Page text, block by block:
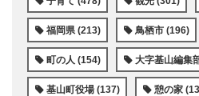
福岡県 (213) 鳥栖市 (196)
町の人 (154) 大字基山編集
基山町役場 (137) 憩の家